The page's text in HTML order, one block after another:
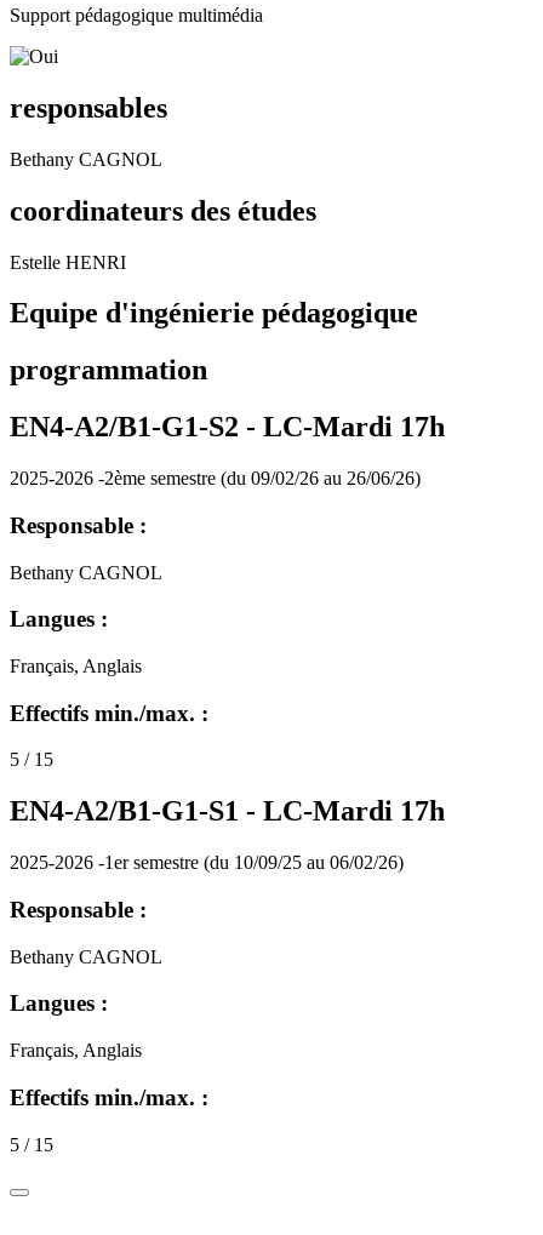
Support pédagogique multimédia
responsables
Bethany CAGNOL
coordinateurs des études
Estelle HENRI
Equipe d'ingénierie pédagogique
programmation
EN4-A2/B1-G1-S2 - LC-Mardi 17h
2025-2026 -2ème semestre (du 09/02/26 au 26/06/26)
Responsable :
Bethany CAGNOL
Langues :
Français, Anglais
Effectifs min./max. :
5 / 15
EN4-A2/B1-G1-S1 - LC-Mardi 17h
2025-2026 -1er semestre (du 10/09/25 au 06/02/26)
Responsable :
Bethany CAGNOL
Langues :
Français, Anglais
Effectifs min./max. :
5 / 15